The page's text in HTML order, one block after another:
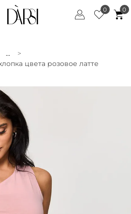
0 0
...
цвета розовое латте